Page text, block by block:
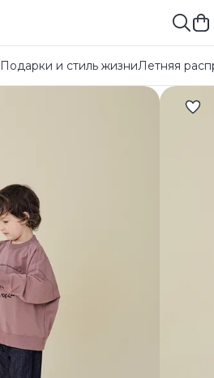
Подарки и стиль жизниЛетняя